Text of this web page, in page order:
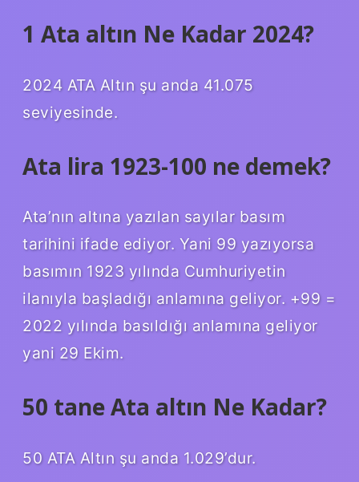
1 Ata altın Ne Kadar 2024?
2024 ATA Altın şu anda 41.075
seviyesinde.
Ata lira 1923-100 ne demek?
Ata’nın altına yazılan sayılar basım
tarihini ifade ediyor. Yani 99 yazıyorsa
basımın 1923 yılında Cumhuriyetin
ilanıyla başladığı anlamına geliyor. +99 =
2022 yılında basıldığı anlamına geliyor
yani 29 Ekim.
50 tane Ata altın Ne Kadar?
50 ATA Altın şu anda 1.029’dur.